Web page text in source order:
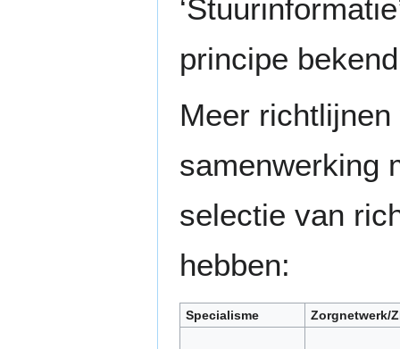
principe
Meer
samenwerking
selectie van
hebben:
Specialisme Zorgnetwerk/